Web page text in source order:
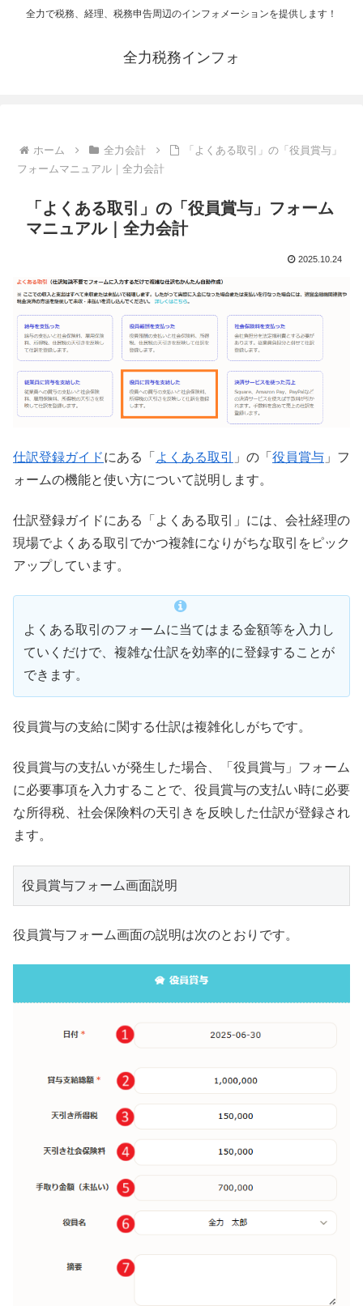
全力で税務、経理、税務申告周辺のインフォメーションを提供します！
全力税務インフォ
ホーム 全力会計
「よくある取引」の「役員賞与」
フォームマニュアル｜全力会計
「よくある取引」の「役員賞与」フォーム
マニュアル｜全力会計
2025.10.24
仕訳登録ガイドにある「 よくある取引 」の「 役員賞与 」フ
ォームの機能と使い方について説明します。
仕訳登録ガイドにある「よくある取引」には、会社経理の
現場でよくある取引でかつ複雑になりがちな取引をピック
アップしています。
よくある取引のフォームに当てはまる金額等を入力し
ていくだけで、複雑な仕訳を効率的に登録することが
できます。
役員賞与の支給に関する仕訳は複雑化しがちです。
役員賞与の支払いが発生した場合、「役員賞与」フォーム
に必要事項を入力することで、役員賞与の支払い時に必要
な所得税、社会保険料の天引きを反映した仕訳が登録され
ます。
役員賞与フォーム画面説明
役員賞与フォーム画面の説明は次のとおりです。